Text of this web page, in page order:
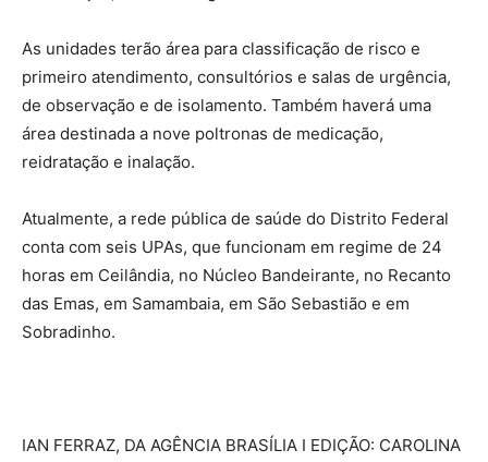
As unidades terão área para classificação de risco e
primeiro atendimento, consultórios e salas de urgência,
de observação e de isolamento. Também haverá uma
área destinada a nove poltronas de medicação,
reidratação e inalação.
Atualmente, a rede pública de saúde do Distrito Federal
conta com seis UPAs, que funcionam em regime de 24
horas em Ceilândia, no Núcleo Bandeirante, no Recanto
das Emas, em Samambaia, em São Sebastião e em
Sobradinho.
IAN FERRAZ, DA AGÊNCIA BRASÍLIA I EDIÇÃO: CAROLINA